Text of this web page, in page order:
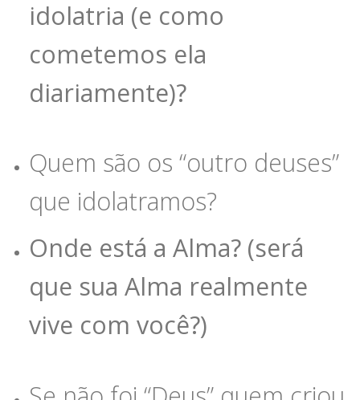
idolatria (e como
cometemos ela
diariamente)?
Quem são os “outro deuses”
que idolatramos?
Onde está a Alma? (será
que sua Alma realmente
vive com você?)